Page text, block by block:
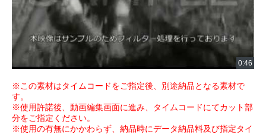
※この素材はタイムコードをご指定後、別途納品となる素材で
す。
※使用許諾後、動画編集画面に進み、タイムコードにてカット部
分をご指定ください。
※使用の有無にかかわらず、納品時にデータ納品料及び指定タイ